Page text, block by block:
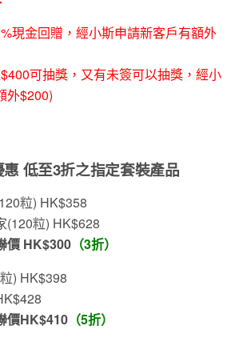
現金回贈，經小斯申請新客戶有額外
可抽獎，又有未簽可以抽獎，經小
外$200)
低至3折之指定套裝產品
粒) HK$358
(120粒) HK$628
價 HK$300 （3折）
) HK$398
價HK$410 （5折）